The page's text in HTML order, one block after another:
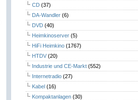
CD (37)
DA-Wandler (6)
DVD (40)
Heimkinoserver (5)
HiFi Heimkino (1767)
HTDV (20)
Industrie und CE-Markt (552)
Internetradio (27)
Kabel (16)
Kompaktanlagen (30)